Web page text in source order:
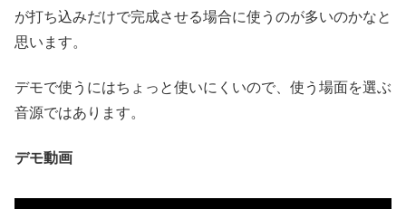
が打ち込みだけで完成させる場合に使うのが多いのかなと
思います。
デモで使うにはちょっと使いにくいので、使う場面を選ぶ
音源ではあります。
デモ動画